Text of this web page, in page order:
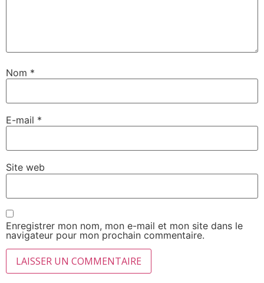
Nom *
E-mail *
Site web
Enregistrer mon nom, mon e-mail et mon site dans le
navigateur pour mon prochain commentaire.